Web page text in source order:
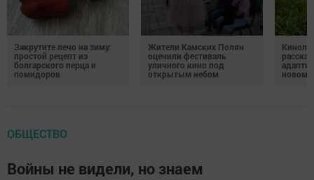
Закрутите лечо на зиму:
простой рецепт из
болгарского перца и
помидоров
Жители Камских Полян
оценили фестиваль
уличного кино под
открытым небом
ОБЩЕСТВО
Войны не видели, но знаем